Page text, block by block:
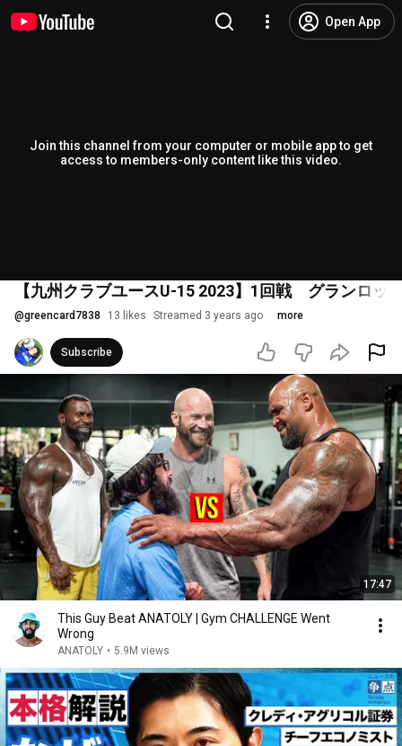
Open App
Join this channel from your computer or mobile app to get
access to members-only content like this video.
【九州クラブユースU-15 2023】1回戦 グランロ
@greencard7838 13 likes Streamed 3 years ago more
Subscribe
17:47
This Guy Beat ANATOLY | Gym CHALLENGE Went
Wrong
ANATOLY • 5.9M views